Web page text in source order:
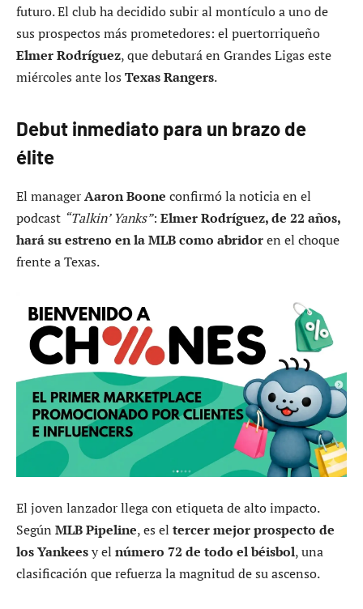
futuro. El club ha decidido subir al montículo a uno de
sus prospectos más prometedores: el puertorriqueño
Elmer Rodríguez, que debutará en Grandes Ligas este
miércoles ante los Texas Rangers.
Debut inmediato para un brazo de
élite
El managerAaron Boone confirmó la noticia en el
podcast “Talkin’ Yanks”: Elmer Rodríguez, de 22 años,
hará su estreno en la MLB como abridoren el choque
frente a Texas.
El joven lanzador llega con etiqueta de alto impacto.
Según MLB Pipeline, es el tercer mejor prospecto de
los Yankeesy el número 72 de todo el béisbol, una
clasificación que refuerza la magnitud de su ascenso.